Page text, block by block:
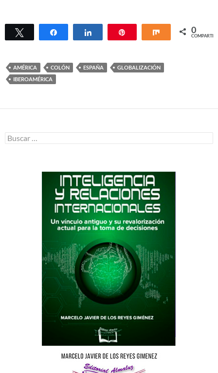
Twittear Compartir Compartir Compartir
0
COMPARTIR
AMÉRICA COLÓN ESPAÑA
GLOBALIZACIÓN
IBEROAMÉRICA
Buscar: